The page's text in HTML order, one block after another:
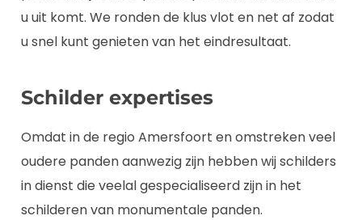
u uit komt. We ronden de klus vlot en net af zodat
u snel kunt genieten van het eindresultaat.
Schilder expertises
Omdat in de regio Amersfoort en omstreken veel
oudere panden aanwezig zijn hebben wij schilders
in dienst die veelal gespecialiseerd zijn in het
schilderen van monumentale panden.